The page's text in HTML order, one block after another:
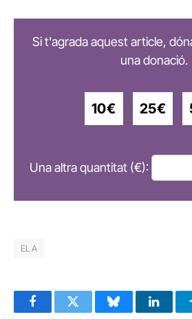
Si t'agrada aquest article,
una donació.
10€ 25€
Una altra quantitat (€):
ELA
FacebookTwitter Bluesky